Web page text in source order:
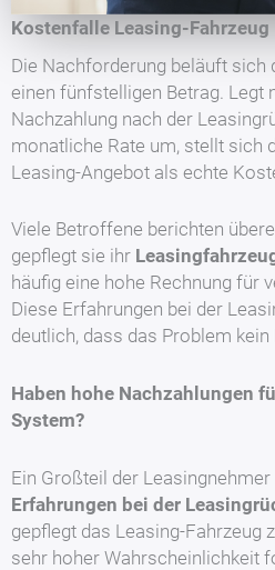
Kostenfalle Leasing-Fahrzeug
Die Nachforderung beläuft sich
einen fünfstelligen Betrag. Legt
Nachzahlung nach der
monatliche Rate um, stellt sich
Leasing-Angebot als echte
Viele Betroffene berichten
gepflegt sie ihr
häufig eine hohe Rechnung für
Diese Erfahrungen bei der
deutlich, dass das Problem
Haben hohe Nachzahlungen
System?
Ein Großteil der
Erfahrungen bei der
gepflegt das Leasing-Fahrzeug
sehr hoher Wahrscheinlichkeit